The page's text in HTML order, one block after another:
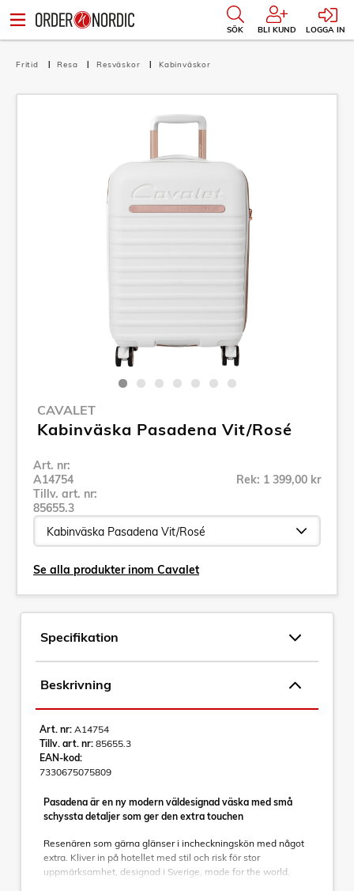
SÖK BLI KUND LOGGA IN
Fritid Resa Resväskor Kabinväskor
CAVALET
Kabinväska Pasadena Vit/Rosé
Art. nr:
A14754
Tillv. art. nr:
85655.3
Rek: 1 399,00 kr
Se alla produkter inom Cavalet
Specifikation
Beskrivning
Art. nr: A14754
Tillv. art. nr: 85655.3
EAN-kod:
7330675075809
Pasadena är en ny modern väldesignad väska med små
schyssta detaljer som ger den extra touchen
Resenären som gärna glänser i incheckningskön med något
extra. Kliver in på hotellet med stil och risk för stor
uppmärksamhet, designad i Sverige, made for the world.